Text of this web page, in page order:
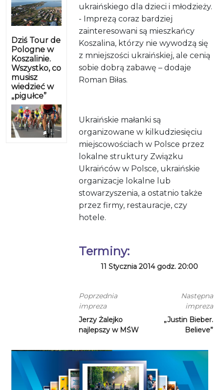
Dziś Tour de
Pologne w
Koszalinie.
Wszystko, co
musisz
wiedzieć w
„pigułce”
ukraińskiego dla dzieci i młodzieży.
- Imprezą coraz bardziej
zainteresowani są mieszkańcy
Koszalina, którzy nie wywodzą się
z mniejszości ukraińskiej, ale cenią
sobie dobrą zabawę – dodaje
Roman Biłas.
Ukraińskie małanki są
organizowane w kilkudziesięciu
miejscowościach w Polsce przez
lokalne struktury Związku
Ukraińców w Polsce, ukraińskie
organizacje lokalne lub
stowarzyszenia, a ostatnio także
przez firmy, restauracje, czy
hotele.
Terminy:
11 Stycznia 2014 godz. 20:00
Poprzednia
impreza
Jerzy Żalejko
najlepszy w MŚW
Następna
impreza
„Justin Bieber.
Believe”